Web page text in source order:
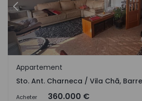
Précédent
Sto. Ant. Charneca / Vila Chã,
Appartement
Sto. Ant. Charneca / Vila Chã,
Acheter 360.000 €